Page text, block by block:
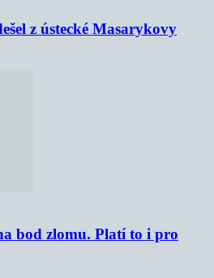
z ústecké Masarykovy
bod zlomu. Platí to i pro